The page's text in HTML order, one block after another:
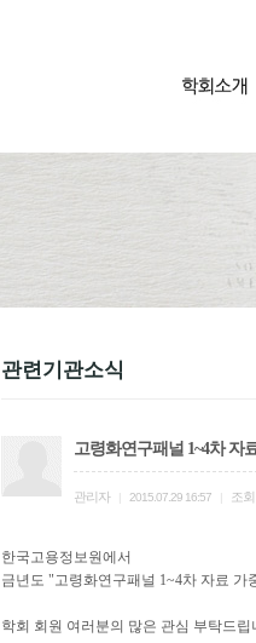
관련기관소식
고령화연구패널 1~4차 자
관리자 2015.07.29 16:57 조회
한국고용정보원에서
금년도 "고령화연구패널 1~4차 자료
학회 회원 여러분의 많은 관심 부탁드립